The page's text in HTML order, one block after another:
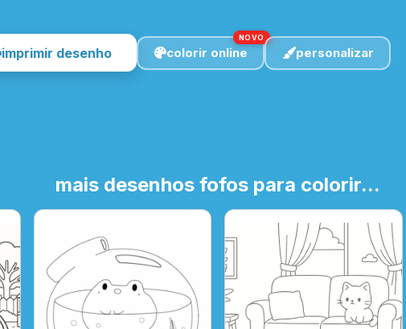
imprimir desenho colorir online
NOVO
personalizar
mais desenhos fofos para colorir...